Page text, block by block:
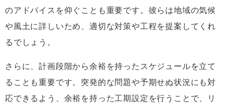
のアドバイスを仰ぐことも重要です。彼らは地域の気候
や風土に詳しいため、適切な対策や工程を提案してくれ
るでしょう。
さらに、計画段階から余裕を持ったスケジュールを立て
ることも重要です。突発的な問題や予期せぬ状況にも対
応できるよう、余裕を持った工期設定を行うことで、リ